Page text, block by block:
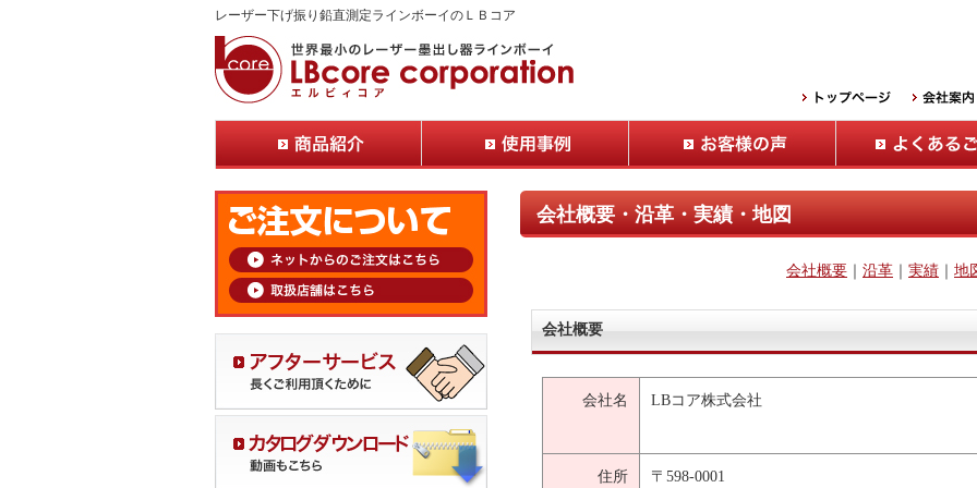
レーザー下げ振り鉛直測定ラインボーイのＬＢコア
会社概要・沿革・実績・地図
会社概要 沿革 実績 地
会社概要
会社名 LBコア株式会社
住所 〒598-0001